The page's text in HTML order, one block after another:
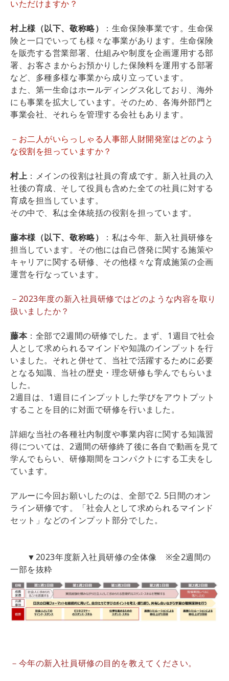
いただけますか？
村上様（以下、敬称略）
：生命保険事業です。生命保
険と一口でいっても様々な事業があります。生命保険
を販売する営業部署、仕組みや制度を企画運用する部
署、お客さまからお預かりした保険料を運用する部署
など、多種多様な事業から成り立っています。
また、第一生命はホールディングス化しており、海外
にも事業を拡大しています。そのため、各海外部門と
事業会社、それらを管理する会社もあります。
－お二人がいらっしゃる人事部人財開発室はどのよう
な役割を担っていますか？
村上 ：メインの役割は社員の育成です。新入社員の入
社後の育成、そして役員も含めた全ての社員に対する
育成を担当しています。
その中で、私は全体統括の役割を担っています。
藤本様（以下、敬称略）
：私は今年、新入社員研修を
担当しています。その他には自己啓発に関する施策や
キャリアに関する研修、その他様々な育成施策の企画
運営を行なっています。
－2023年度の新入社員研修ではどのような内容を取り
扱いましたか？
藤本：全部で2週間の研修でした。まず、1週目で社会
人として求められるマインドや知識のインプットを行
いました。それと併せて、当社で活躍するために必要
となる知識、当社の歴史・理念研修も学んでもらいま
した。
2週目は、1週目にインプットした学びをアウトプット
することを目的に対面で研修を行いました。
詳細な当社の各種社内制度や事業内容に関する知識習
得については、2週間の研修終了後に各自で動画を見て
学んでもらい、研修期間をコンパクトにする工夫をし
ています。
アルーに今回お願いしたのは、全部で2. 5日間のオン
ライン研修です。「社会人として求められるマインド
セット」などのインプット部分でした。
▼2023年度新入社員研修の全体像 ※全2週間の
一部を抜粋
－今年の新入社員研修の目的を教えてください。